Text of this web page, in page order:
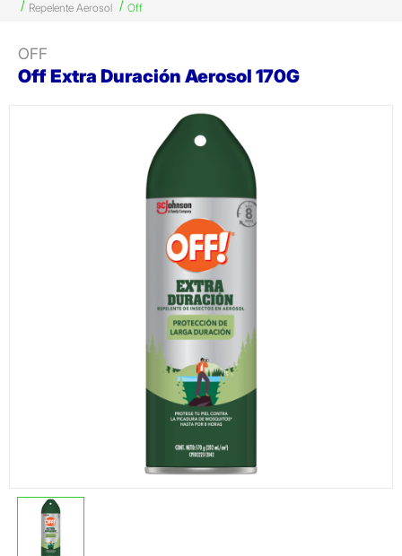
Repelente Aerosol
Off
OFF
Off Extra Duración Aerosol 170G